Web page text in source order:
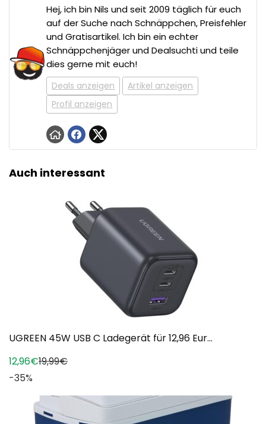
Hej, ich bin Nils und seit 2009 täglich für euch
auf der Suche nach Schnäppchen, Preisfehler
und Gratisartikel. Ich bin ein echter
Schnäppchenjäger und Dealsuchti und teile
dies gerne mit euch!
Deals anzeigen
Artikel anzeigen
Profil anzeigen
Auch interessant
UGREEN 45W USB C Ladegerät für 12,96 Eur...
12,96€19,99€
-35%